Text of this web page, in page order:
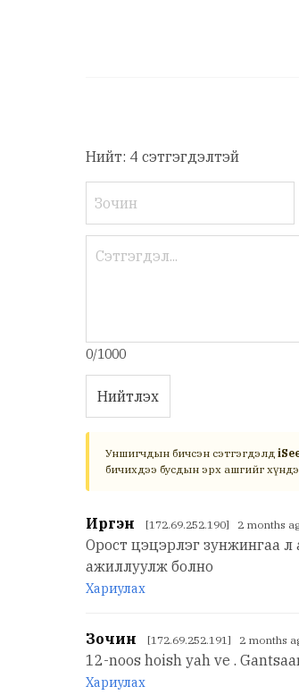
Нийт: 4 сэтгэгдэлтэй
0/1000
Нийтлэх
Уншигчдын бичсэн сэтгэгдэлд
бичихдээ бусдын эрх ашгийг
Иргэн [172.69.252.190] 2 months
Орост цэцэрлэг зунжингаа
ажиллуулж болно
Хариулах
Зочин [172.69.252.191] 2 months
12-noos hoish yah ve .
Хариулах